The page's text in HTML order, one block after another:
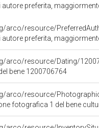
autore preferita,
arco/resource/
autore preferita,
arco/resource/Dating/
bene 1200706764
arco/resource/
fotografica 1 del bene